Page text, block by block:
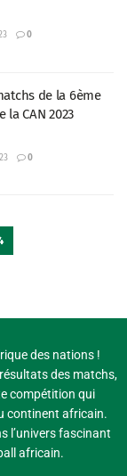
0
de la 6ème
CAN 2023
0
des nations !
des matchs,
compétition qui
continent africain.
l’univers fascinant
africain.